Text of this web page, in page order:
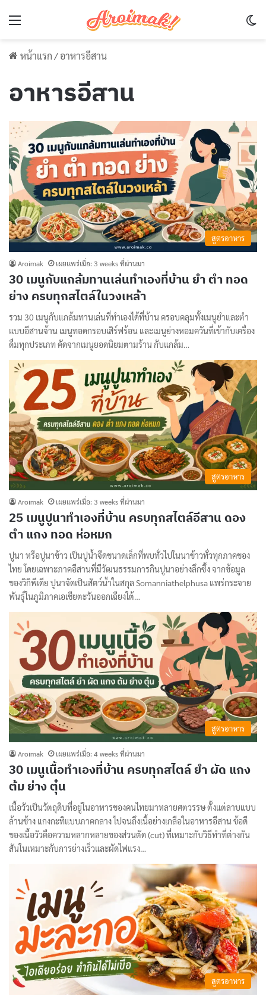
Menu
หน้าแรก/อาหารอีสาน
อาหารอีสาน
สูตรอาหาร
Aroimak เผยแพร่เมื่อ: 3 weeks ที่ผ่านมา
30 เมนูกับแกล้มทานเล่นทำเองที่บ้าน ยำ ตำ ทอด
ย่าง ครบทุกสไตล์ในวงเหล้า
รวม 30 เมนูกับแกล้มทานเล่นที่ทำเองได้ที่บ้าน ครอบคลุมทั้งเมนูยำและตำ
แบบอีสานจ้าน เมนูทอดกรอบเสิร์ฟร้อน และเมนูย่างหอมควันที่เข้ากับเครื่อง
ดื่มทุกประเภท คัดจากเมนูยอดนิยมตามร้าน กับแกล้ม…
สูตรอาหาร
Aroimak เผยแพร่เมื่อ: 3 weeks ที่ผ่านมา
25 เมนูปูนาทำเองที่บ้าน ครบทุกสไตล์อีสาน ดอง
ตำ แกง ทอด ห่อหมก
ปูนา หรือปูนาข้าว เป็นปูน้ำจืดขนาดเล็กที่พบทั่วไปในนาข้าวทั่วทุกภาคของ
ไทย โดยเฉพาะภาคอีสานที่มีวัฒนธรรมการกินปูนาอย่างลึกซึ้ง จากข้อมูล
ของวิกิพีเดีย ปูนาจัดเป็นสัตว์น้ำในสกุล Somanniathelphusa แพร่กระจาย
พันธุ์ในภูมิภาคเอเชียตะวันออกเฉียงใต้…
สูตรอาหาร
Aroimak เผยแพร่เมื่อ: 4 weeks ที่ผ่านมา
30 เมนูเนื้อทำเองที่บ้าน ครบทุกสไตล์ ยำ ผัด แกง
ต้ม ย่าง ตุ๋น
เนื้อวัวเป็นวัตถุดิบที่อยู่ในอาหารของคนไทยมาหลายศตวรรษ ตั้งแต่ลาบแบบ
ล้านช้าง แกงกะทิแบบภาคกลาง ไปจนถึงเนื้อย่างเกลือในอาหารอีสาน ข้อดี
ของเนื้อวัวคือความหลากหลายของส่วนตัด (cut) ที่เหมาะกับวิธีทำที่ต่างกัน
สันในเหมาะกับการย่างเร็วและผัดไฟแรง…
สูตรอาหาร